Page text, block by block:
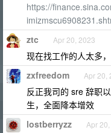
https://
ztc Apr 20, 2023
现在找工作的人太多
zxfreedom Apr 20,
反正我司的 sre 辞职
生，全面降本增效
lostberryzz Apr